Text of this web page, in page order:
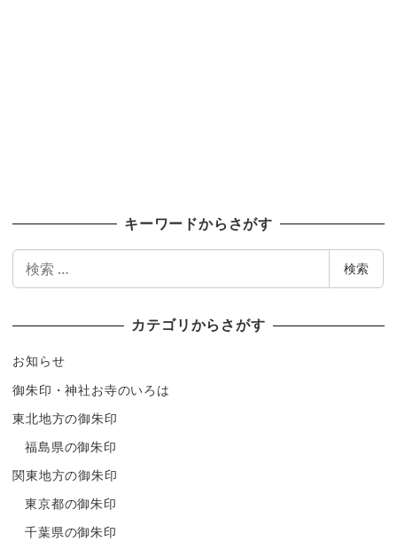
キーワードからさがす
検索
カテゴリからさがす
お知らせ
御朱印・神社お寺のいろは
東北地方の御朱印
福島県の御朱印
関東地方の御朱印
東京都の御朱印
千葉県の御朱印